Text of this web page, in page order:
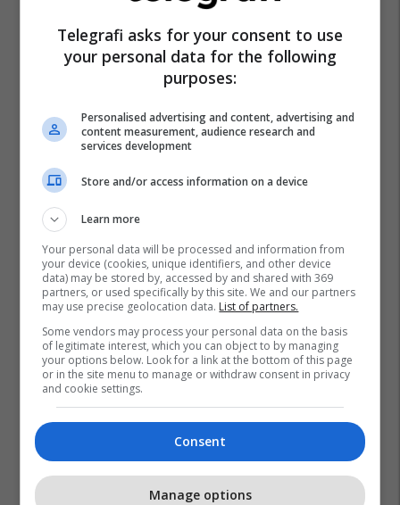
Telegrafi asks for your consent to use
your personal data for the following
purposes:
Personalised advertising and content, advertising and
content measurement, audience research and
services development
Store and/or access information on a device
Learn more
Your personal data will be processed and information from
your device (cookies, unique identifiers, and other device
data) may be stored by, accessed by and shared with 369
partners, or used specifically by this site. We and our partners
may use precise geolocation data. List of partners.
Some vendors may process your personal data on the basis
of legitimate interest, which you can object to by managing
your options below. Look for a link at the bottom of this page
or in the site menu to manage or withdraw consent in privacy
and cookie settings.
Consent
Manage options